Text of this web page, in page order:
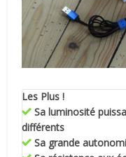
Les Plus !
Sa luminosité
différents
Sa grande